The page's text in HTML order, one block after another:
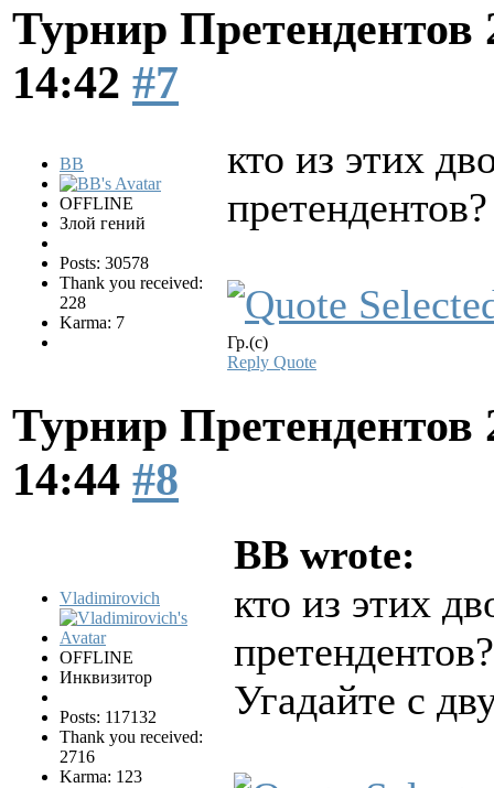
Турнир Претендентов
14:42 #7
BB
OFFLINE
Злой гений
Posts: 30578
Thank you received:
228
Karma: 7
кто из этих
претендентов?
Гр.(с)
Reply Quote
Турнир Претендентов
14:44 #8
Vladimirovich
OFFLINE
Инквизитор
Posts: 117132
Thank you received:
2716
Karma: 123
BB wrote:
кто из этих
претендентов?
Угадайте с